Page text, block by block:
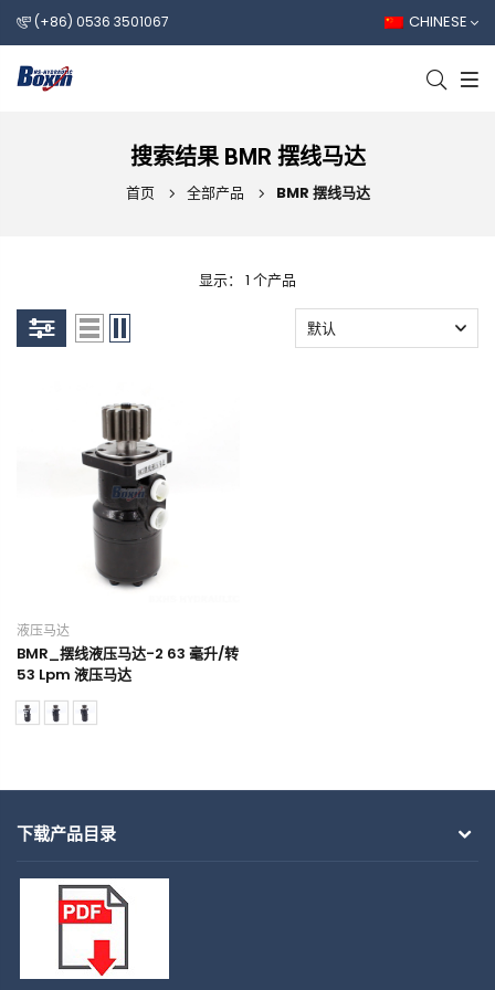
(+86) 0536 3501067 CHINESE
搜索结果 BMR 摆线马达
首页 全部产品 BMR 摆线马达
显示： 1 个产品
液压马达
BMR_摆线液压马达-2 63 毫升/转
53 Lpm 液压马达
下载产品目录